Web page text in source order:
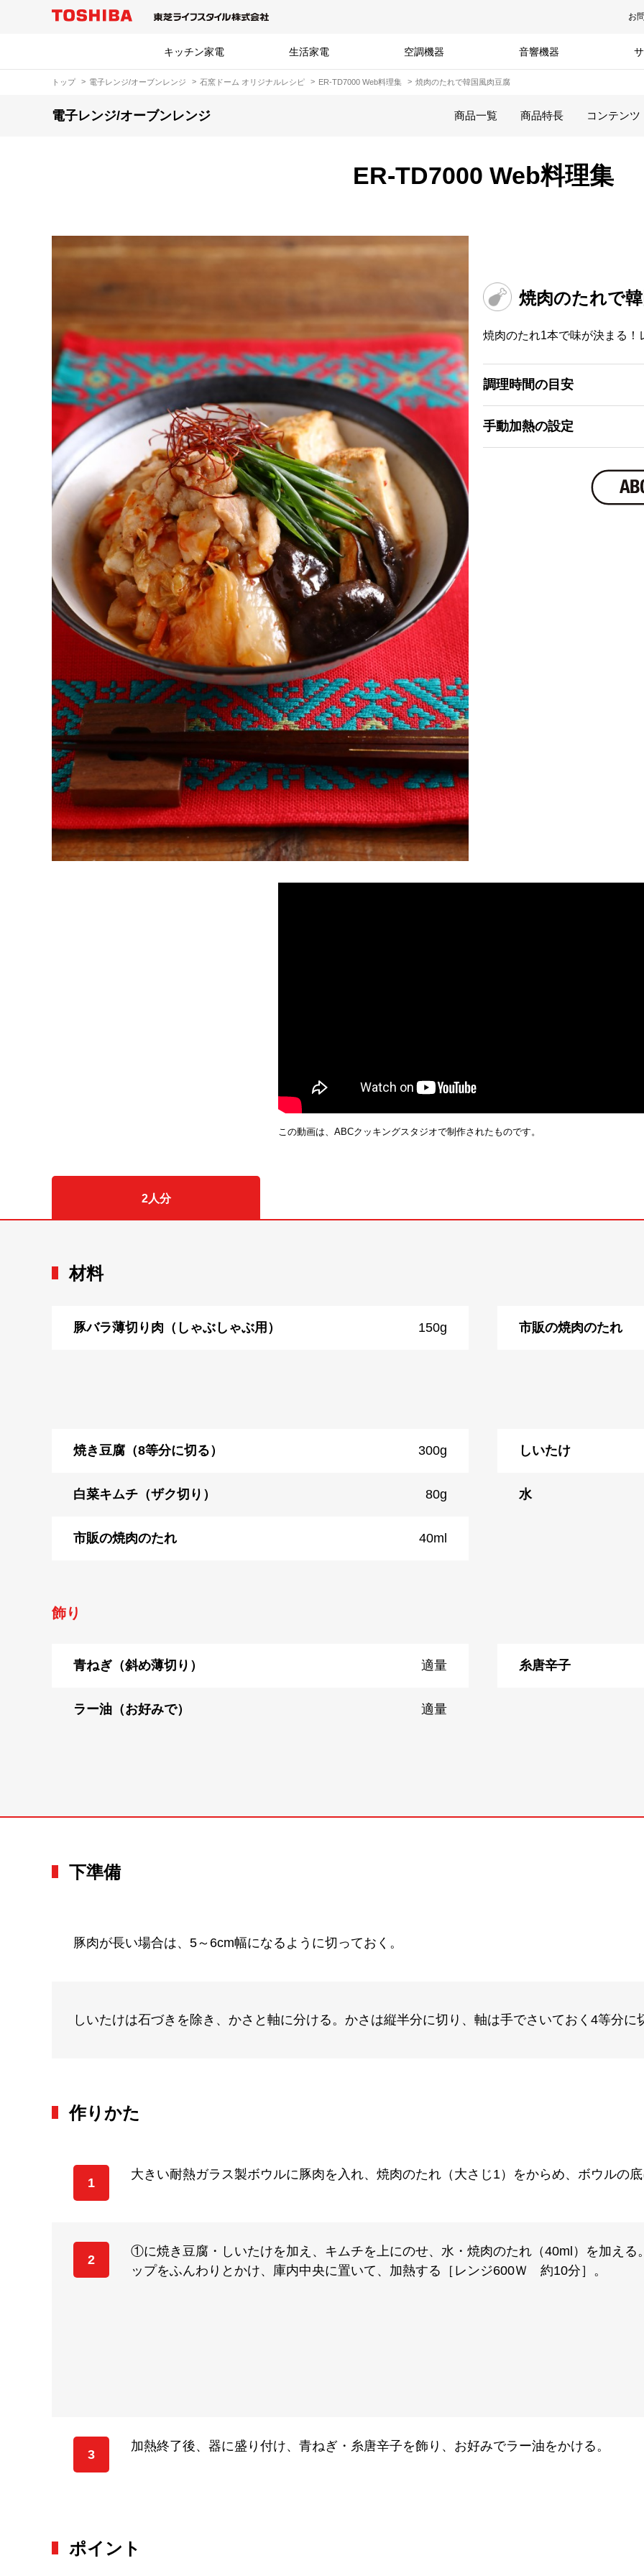
お
キッチン家電 生活家電 空調機器 音響機器
トップ 電子レンジ/オーブンレンジ 石窯ドーム オリジナルレシピ ER-TD7000 Web料理集 焼肉のたれで韓国風肉豆腐
電子レンジ/オーブンレンジ 商品一覧 商品特長 コンテンツ
ER-TD7000 Web料理集
焼肉のたれで
焼肉のたれ1本で味が決まる
調理時間の目安
手動加熱の設定
この動画は、ABCクッキングスタジオで制作されたものです。
2人分
材料
豚バラ薄切り肉（しゃぶしゃぶ用） 150g 市販の焼肉のたれ
焼き豆腐（8等分に切る） 300g しいたけ
白菜キムチ（ザク切り） 80g 水
市販の焼肉のたれ 40ml
飾り
青ねぎ（斜め薄切り） 適量 糸唐辛子
ラー油（お好みで） 適量
下準備
豚肉が長い場合は、5～6cm幅になるように切っておく。
しいたけは石づきを除き、かさと軸に分ける。かさは縦半分に切り、軸は手でさいておく4等分に
作りかた
1
大きい耐熱ガラス製ボウルに豚肉を入れ、焼肉のたれ（大さじ1）をからめ、ボウルの
2
①に焼き豆腐・しいたけを加え、キムチを上にのせ、水・焼肉のたれ（40ml）を加える
ップをふんわりとかけ、庫内中央に置いて、加熱する［レンジ600Ｗ 約10分］。
3
加熱終了後、器に盛り付け、青ねぎ・糸唐辛子を飾り、お好みでラー油をかける。
ポイント